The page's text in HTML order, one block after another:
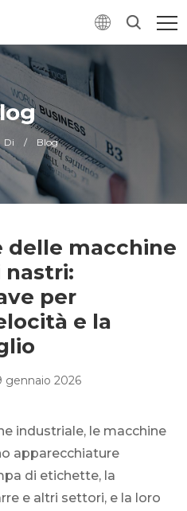
Di / Blog
delle macchine
nastri:
per
e la
gennaio 2026
industriale, le macchine
apparecchiature
di etichette, la
e altri settori, e la loro